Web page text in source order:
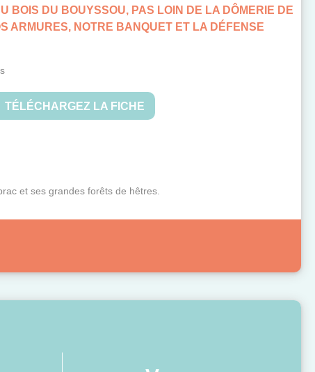
BOIS DU BOUYSSOU, PAS LOIN DE LA DÔMERIE DE
ARMURES, NOTRE BANQUET ET LA DÉFENSE
TÉLÉCHARGEZ LA FICHE
et ses grandes forêts de hêtres.